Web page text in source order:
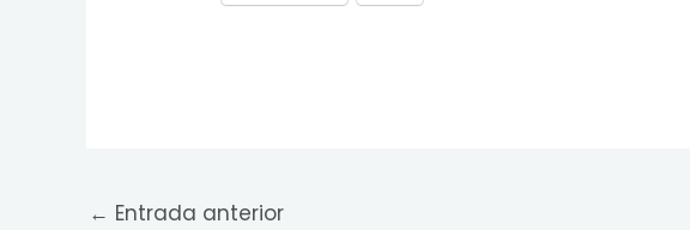
← Entrada anterior